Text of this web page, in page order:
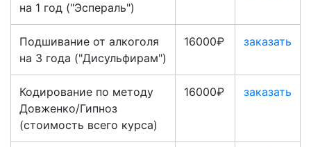
на 1 год ("Эспераль")
Подшивание от алкоголя
на 3 года ("Дисульфирам")
16000₽ заказать
Кодирование по методу
Довженко/Гипноз
(стоимость всего курса)
16000₽ заказать